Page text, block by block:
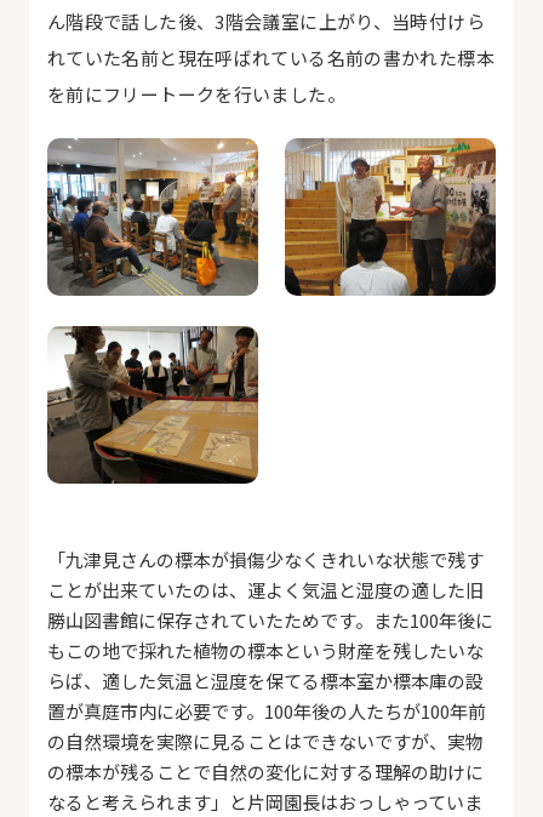
ん階段で話した後、3階会議室に上がり、当時付けら
れていた名前と現在呼ばれている名前の書かれた標本
を前にフリートークを行いました。
「九津見さんの標本が損傷少なくきれいな状態で残す
ことが出来ていたのは、運よく気温と湿度の適した旧
勝山図書館に保存されていたためです。また100年後に
もこの地で採れた植物の標本という財産を残したいな
らば、適した気温と湿度を保てる標本室か標本庫の設
置が真庭市内に必要です。100年後の人たちが100年前
の自然環境を実際に見ることはできないですが、実物
の標本が残ることで自然の変化に対する理解の助けに
なると考えられます」と片岡園長はおっしゃっていま